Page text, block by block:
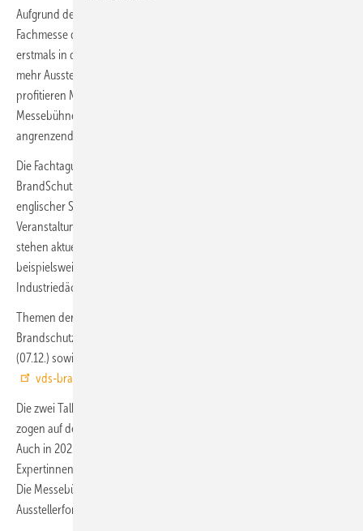
Aufgrund des wachsenden Zustroms wird die internationale
Fachmesse der VdS-BrandSchutzTage am 6. und 7. Dezember 2023
erstmals in der größeren Messehalle 10.1 ausgerichtet, in der noch
mehr Aussteller und Livevorführungen Platz finden. Daneben
profitieren Messebesucher vom vielseitigen Programm auf der
Messebühne sowie separat buchbaren Fachtagungen in den
angrenzenden Sälen.
Die Fachtagung „Feuerlöschanlagen International“ findet auf den VdS-
BrandSchutzTagen 2023 mit internationalem Fokus und deutsch-
englischer Simultanübersetzung statt und erstreckt sich über beide
Veranstaltungstage – wie traditionell in jedem zweiten Jahr. Im Fokus
stehen aktuelle Fallbeispiele und Lösungen aus dem In- und Ausland,
beispielsweise die Risikominimierung über ein Löschsystem für
Industriedächer mit Photovoltaik-Anlage.
Themen der weiteren Tagungen sind unter anderem Baulicher
Brandschutz (06.12.), Hydrantenanlagen (06.12.), Brandmeldeanlagen
(07.12.) sowie Rauch- und Wärmeabzugsanlagen (07.12.). Siehe auch:
vds-brandschutztage.de/fachtagungen
Die zwei Talkrunden des VdS-BrandSchutzTalks auf der Messebühne
zogen auf den letzten VdS-BrandSchutzTagen viele Interessierte an.
Auch in 2023 können alle Messebesucher kostenlos zuhören, wenn
Expertinnen und Experten über wichtige Branchentrends diskutieren.
Die Messebühne präsentiert außerdem das Zukunfts- und das
Ausstellerforum mit weiteren aktuellen Branchenthemen.